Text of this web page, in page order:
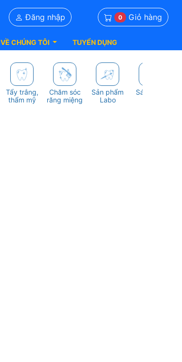
Đăng nhập 0 Giỏ hàng
VỀ CHÚNG TÔI TUYỂN DỤNG
Tẩy trắng,
thẩm mỹ
Chăm sóc
răng miệng
Sản phẩm
Labo
Sách nha